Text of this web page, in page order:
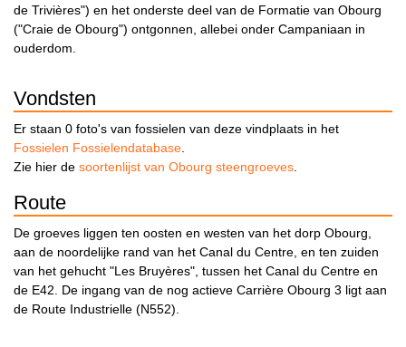
de Trivières") en het onderste deel van de Formatie van Obourg
("Craie de Obourg") ontgonnen, allebei onder Campaniaan in
ouderdom.
Vondsten
Er staan 0 foto's van fossielen van deze vindplaats in het
Fossielen Fossielendatabase.
Zie hier de soortenlijst van Obourg steengroeves.
Route
De groeves liggen ten oosten en westen van het dorp Obourg,
aan de noordelijke rand van het Canal du Centre, en ten zuiden
van het gehucht "Les Bruyères", tussen het Canal du Centre en
de E42. De ingang van de nog actieve Carrière Obourg 3 ligt aan
de Route Industrielle (N552).